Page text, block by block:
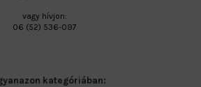
vagy hívjon:
06 (52) 536-097
kategóriában: